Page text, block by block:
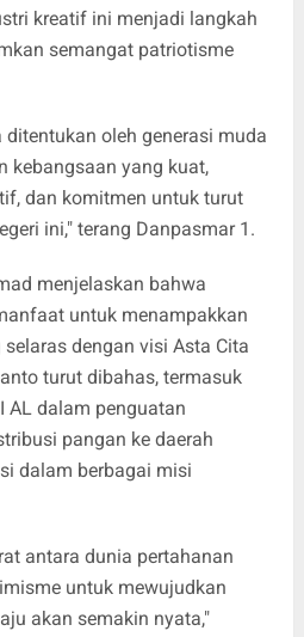
kreatif ini menjadi langkah
semangat patriotisme
oleh generasi muda
kebangsaan yang kuat,
dan komitmen untuk turut
ini," terang Danpasmar 1.
menjelaskan bahwa
untuk menampakkan
dengan visi Asta Cita
turut dibahas, termasuk
AL dalam penguatan
pangan ke daerah
dalam berbagai misi
antara dunia pertahanan
untuk mewujudkan
akan semakin nyata,"